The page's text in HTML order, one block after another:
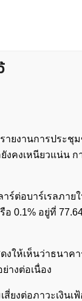
ยงานการประชุ
งคงเหนียวแน่น
ต่อบาร์เรลภายใ
อ 0.1% อยู่ที่
ให้เห็นว่าธนาค
างต่อเนื่อง
สี่ยงต่อภาวะเงิน